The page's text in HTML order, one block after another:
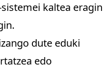
kaltea eragin
dute eduki
edo